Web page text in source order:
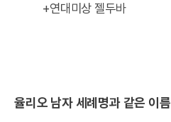
+연대미상 젤두바
율리오 남자 세례명과 같은 이름